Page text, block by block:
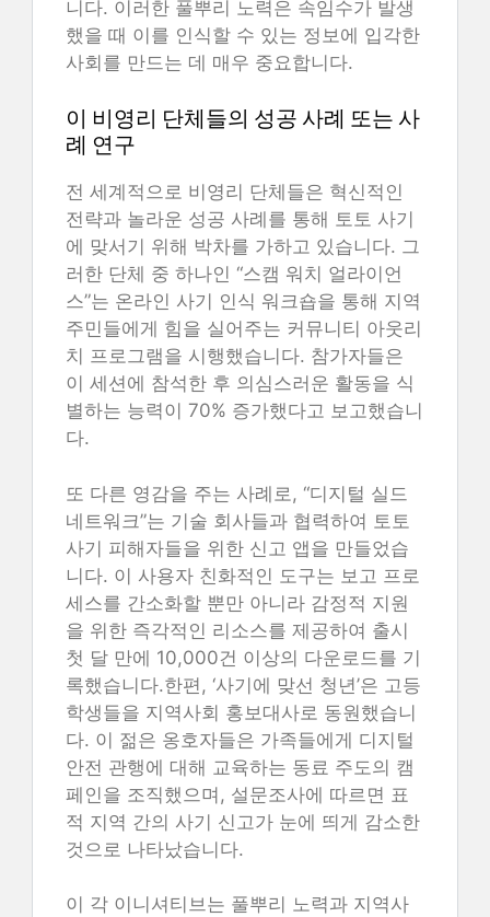
니다. 이러한 풀뿌리 노력은 속임수가 발생
했을 때 이를 인식할 수 있는 정보에 입각한
사회를 만드는 데 매우 중요합니다.
이 비영리 단체들의 성공 사례 또는 사
례 연구
전 세계적으로 비영리 단체들은 혁신적인
전략과 놀라운 성공 사례를 통해 토토 사기
에 맞서기 위해 박차를 가하고 있습니다. 그
러한 단체 중 하나인 “스캠 워치 얼라이언
스”는 온라인 사기 인식 워크숍을 통해 지역
주민들에게 힘을 실어주는 커뮤니티 아웃리
치 프로그램을 시행했습니다. 참가자들은
이 세션에 참석한 후 의심스러운 활동을 식
별하는 능력이 70% 증가했다고 보고했습니
다.
또 다른 영감을 주는 사례로, “디지털 실드
네트워크”는 기술 회사들과 협력하여 토토
사기 피해자들을 위한 신고 앱을 만들었습
니다. 이 사용자 친화적인 도구는 보고 프로
세스를 간소화할 뿐만 아니라 감정적 지원
을 위한 즉각적인 리소스를 제공하여 출시
첫 달 만에 10,000건 이상의 다운로드를 기
록했습니다.한편, ‘사기에 맞선 청년’은 고등
학생들을 지역사회 홍보대사로 동원했습니
다. 이 젊은 옹호자들은 가족들에게 디지털
안전 관행에 대해 교육하는 동료 주도의 캠
페인을 조직했으며, 설문조사에 따르면 표
적 지역 간의 사기 신고가 눈에 띄게 감소한
것으로 나타났습니다.
이 각 이니셔티브는 풀뿌리 노력과 지역사